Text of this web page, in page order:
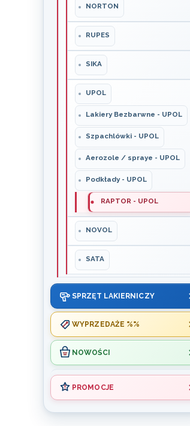
NORTON
RUPES
SIKA
UPOL
Lakiery Bezbarwne - UPOL
Szpachlówki - UPOL
Aerozole / spraye - UPOL
Podkłady - UPOL
RAPTOR - UPOL
NOVOL
SATA
SPRZĘT LAKIERNICZY
WYPRZEDAŻE %%
NOWOŚCI
PROMOCJE